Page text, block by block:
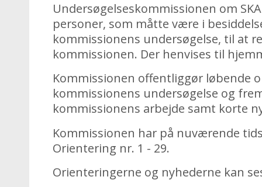
Undersøgelseskommissionen om
personer, som måtte være i
kommissionens undersøgelse, til at
kommissionen. Der henvises til
Kommissionen offentliggør løbende
kommissionens undersøgelse og
kommissionens arbejde samt korte
Kommissionen har på nuværende
Orientering nr. 1 - 29.
Orienteringerne og nyhederne kan